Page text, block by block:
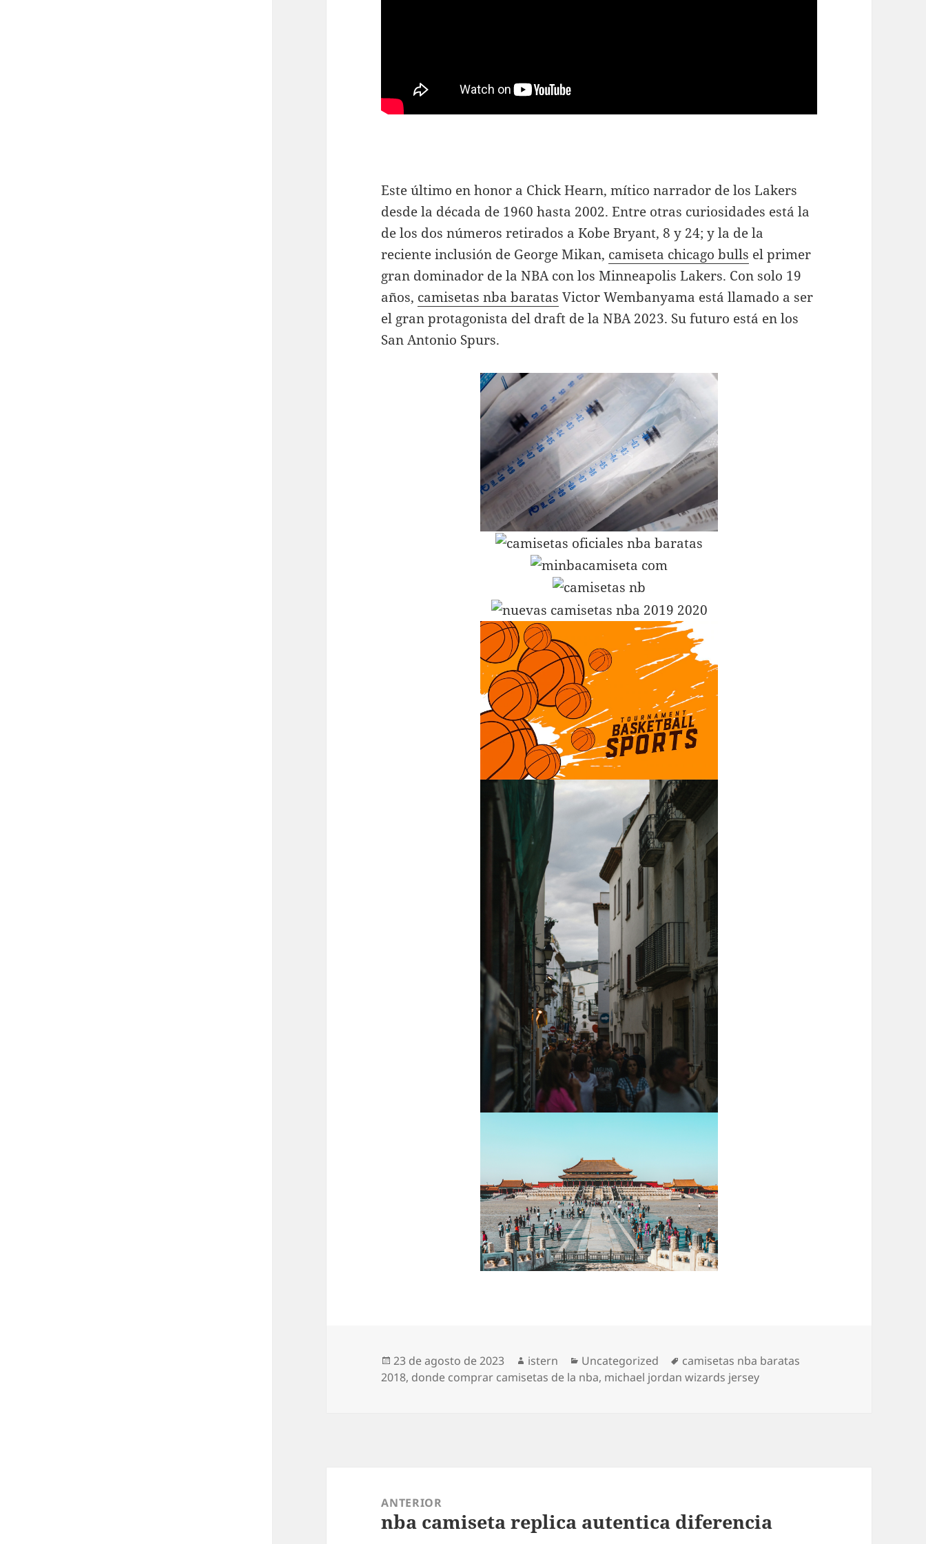
Este último en honor a Chick Hearn, mítico narrador de los Lakers
desde la década de 1960 hasta 2002. Entre otras curiosidades está la
de los dos números retirados a Kobe Bryant, 8 y 24; y la de la
reciente inclusión de George Mikan, camiseta chicago bulls el primer
gran dominador de la NBA con los Minneapolis Lakers. Con solo 19
años, camisetas nba baratas Victor Wembanyama está llamado a ser
el gran protagonista del draft de la NBA 2023. Su futuro está en los
San Antonio Spurs.
Publicado
el
23 de agosto de 2023 Autor
istern Categorías
Uncategorized Etiquetas
camisetas nba baratas
2018, donde comprar camisetas de la nba, michael jordan wizards jersey
entradas
ANTERIOR
Entrada
nba camiseta replica autentica diferencia